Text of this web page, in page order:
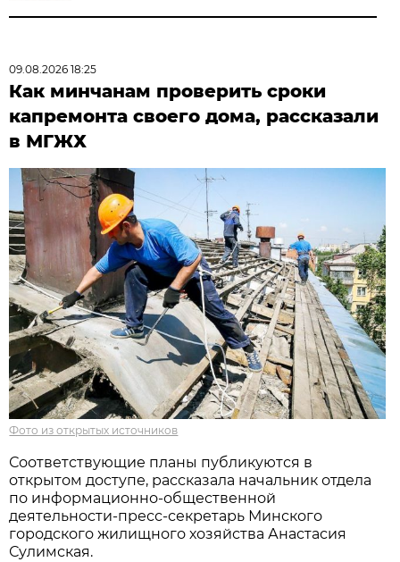
09.08.2026 18:25
Как минчанам проверить сроки
капремонта своего дома, рассказали
в МГЖХ
Фото из открытых источников
Соответствующие планы публикуются в
открытом доступе, рассказала начальник отдела
по информационно-общественной
деятельности-пресс-секретарь Минского
городского жилищного хозяйства Анастасия
Сулимская.